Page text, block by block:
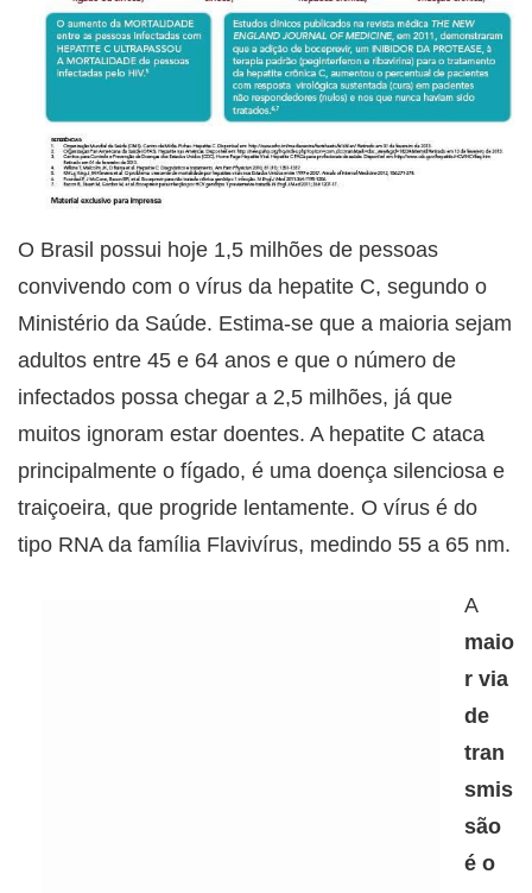
O Brasil possui hoje 1,5 milhões de pessoas
convivendo com o vírus da hepatite C, segundo o
Ministério da Saúde. Estima-se que a maioria sejam
adultos entre 45 e 64 anos e que o número de
infectados possa chegar a 2,5 milhões, já que
muitos ignoram estar doentes. A hepatite C ataca
principalmente o fígado, é uma doença silenciosa e
traiçoeira, que progride lentamente. O vírus é do
tipo RNA da família Flavivírus, medindo 55 a 65 nm.
A
maio
r via
de
tran
smis
são
é o